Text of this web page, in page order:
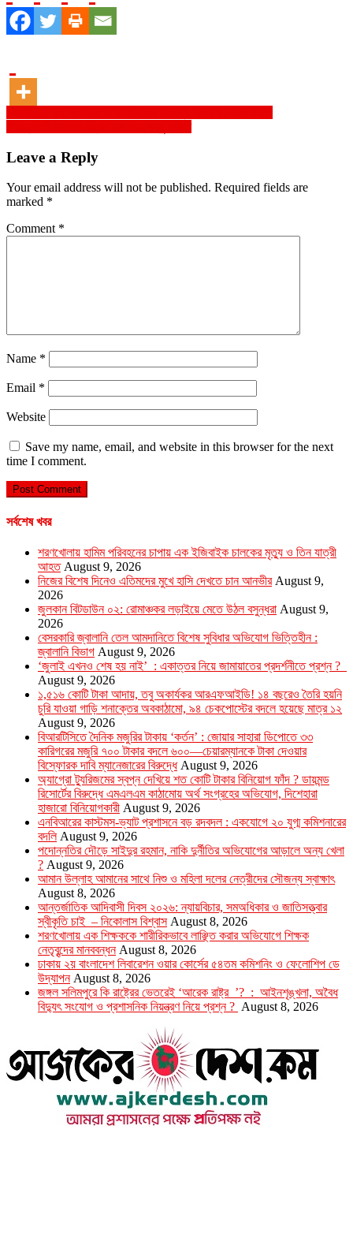
Post
navigation
Leave a Reply
Your email address will not be published. Required fields are
marked *
Comment *
Name *
Email *
Website
Save my name, email, and website in this browser for the next
time I comment.
সর্বশেষ খবর
শরণখোলায় হামিম পরিবহনের চাপায় এক ইজিবাইক চালকের মৃত্যু ও তিন যাত্রী
আহত August 9, 2026
নিজের বিশেষ দিনেও এতিমদের মুখে হাসি দেখতে চান আনভীর August 9,
2026
জুলকান বিটডাউন ০২: রোমাঞ্চকর লড়াইয়ে মেতে উঠল বসুন্ধরা August 9,
2026
বেসরকারি জ্বালানি তেল আমদানিতে বিশেষ সুবিধার অভিযোগ ভিত্তিহীন :
জ্বালানি বিভাগ August 9, 2026
‘জুলাই এখনও শেষ হয় নাই’ : একাত্তর নিয়ে জামায়াতের প্রদর্শনীতে প্রশ্ন ?
August 9, 2026
১,৫১৬ কোটি টাকা আদায়, তবু অকার্যকর আরএফআইডি! ১৪ বছরেও তৈরি হয়নি
চুরি যাওয়া গাড়ি শনাক্তের অবকাঠামো, ৯৪ চেকপোস্টের বদলে হয়েছে মাত্র ১২
August 9, 2026
বিআরটিসিতে দৈনিক মজুরির টাকায় ‘কর্তন’ : জোয়ার সাহারা ডিপোতে ৩৩
কারিগরের মজুরি ৭০০ টাকার বদলে ৬০০—চেয়ারম্যানকে টাকা দেওয়ার
বিস্ফোরক দাবি ম্যানেজারের বিরুদ্ধে August 9, 2026
অ্যাগ্রো ট্যুরিজমের স্বপ্ন দেখিয়ে শত কোটি টাকার বিনিয়োগ ফাঁদ ? ডায়মন্ড
রিসোর্টের বিরুদ্ধে এমএলএম কাঠামোয় অর্থ সংগ্রহের অভিযোগ, দিশেহারা
হাজারো বিনিয়োগকারী August 9, 2026
এনবিআরের কাস্টমস-ভ্যাট প্রশাসনে বড় রদবদল : একযোগে ২০ যুগ্ম কমিশনারের
বদলি August 9, 2026
পদোন্নতির দৌড়ে সাইদুর রহমান, নাকি দুর্নীতির অভিযোগের আড়ালে অন্য খেলা
? August 9, 2026
আমান উল্লাহ আমানের সাথে নিশু ও মহিলা দলের নেত্রীদের সৌজন্য স্বাক্ষাৎ
August 8, 2026
আন্তর্জাতিক আদিবাসী দিবস ২০২৬: ন্যায়বিচার, সমঅধিকার ও জাতিসত্ত্বার
স্বীকৃতি চাই – নিকোলাস বিশ্বাস August 8, 2026
শরণখোলায় এক শিক্ষককে শারীরিকভাবে লাঞ্ছিত করার অভিযোগে শিক্ষক
নেতৃবৃন্দের মানববন্ধন August 8, 2026
ঢাকায় ২য় বাংলাদেশ লিবারেশন ওয়ার কোর্সের ৫৪তম কমিশনিং ও ফেলোশিপ ডে
উদ্‌যাপন August 8, 2026
জঙ্গল সলিমপুরে কি রাষ্ট্রের ভেতরেই ‘আরেক রাষ্ট্র ’? : আইনশৃঙ্খলা, অবৈধ
বিদ্যুৎ সংযোগ ও প্রশাসনিক নিয়ন্ত্রণ নিয়ে প্রশ্ন ? August 8, 2026